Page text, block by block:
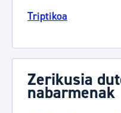
Triptikoa
Zerikusia
nabarmenak